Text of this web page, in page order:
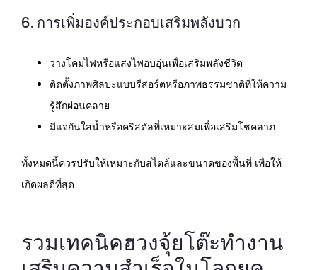
6. การเพิ่มองค์ประกอบเสริมพลังบวก
วางโคมไฟหรือแสงไฟอบอุ่นเพื่อเสริมพลังชีวิต
ติดตั้งภาพศิลปะแบบรีสอร์ตหรือภาพธรรมชาติที่ให้ความ
รู้สึกผ่อนคลาย
มีแจกันใส่น้ำหรือคริสตัลที่เหมาะสมเพื่อเสริมโชคลาภ
ทั้งหมดนี้ควรปรับให้เหมาะกับสไตล์และขนาดของพื้นที่ เพื่อให้
เกิดผลดีที่สุด
รวมเทคนิคฮวงจุ้ยโต๊ะทำงาน